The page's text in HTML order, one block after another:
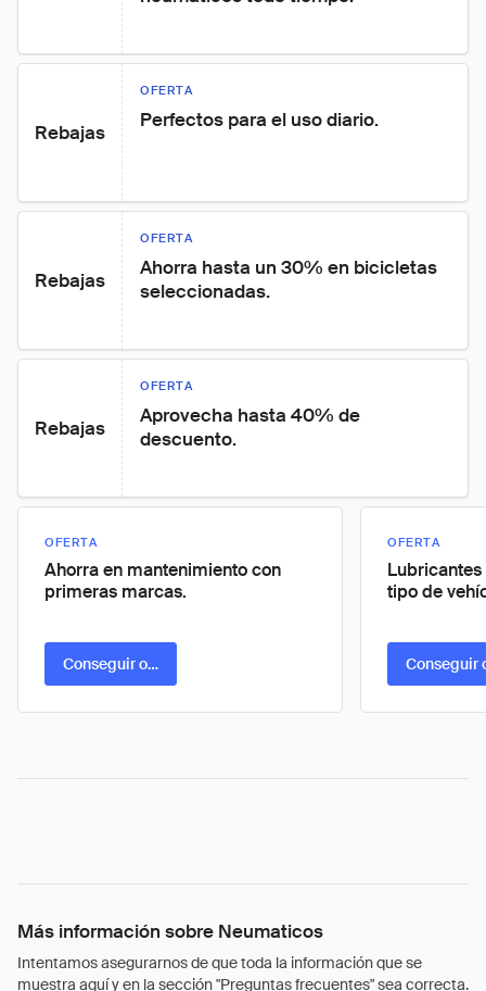
Rebajas
OFERTA
Perfectos para el uso diario.
Rebajas
OFERTA
Ahorra hasta un 30% en bicicletas
seleccionadas.
Rebajas
OFERTA
Aprovecha hasta 40% de
descuento.
OFERTA
Ahorra en mantenimiento con
primeras marcas.
Conseguir oferta
OFERTA
tipo de
Conseguir
Más información sobre Neumaticos
Intentamos asegurarnos de que toda la información que se
muestra aquí y en la sección "Preguntas frecuentes" sea correcta.